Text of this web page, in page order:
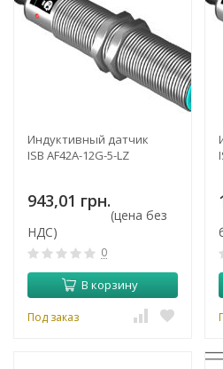
Индуктивный датчик
ISB AF42A-12G-5-LZ
943,01 грн.
(цена без
НДС)
0
В корзину
Под заказ